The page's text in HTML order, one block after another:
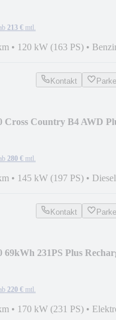
213 € mtl.
• 120 kW (163 PS) •
Kontakt
Cross Country B4 AWD
280 € mtl.
• 145 kW (197 PS) • Diesel
Kontakt
69kWh 231PS Plus
220 € mtl.
• 170 kW (231 PS) •